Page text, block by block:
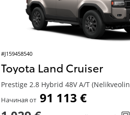
#J159458540
Toyota Land Cruiser
Prestige 2.8 Hybrid 48V A/T
Начиная от 91 113 €